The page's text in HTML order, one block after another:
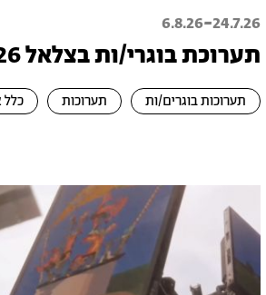
24.7.26
-
6.8.26
תערוכת בוגרי/ות בצלאל 2026
תערוכות בוגרים/ות תערוכות